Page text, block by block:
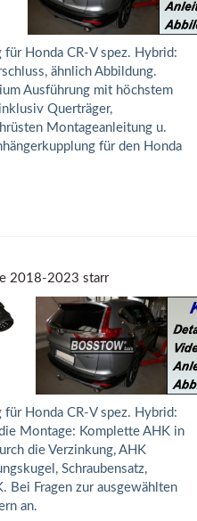
Honda CR-V spez. Hybrid:
ähnlich Abbildung.
Ausführung mit höchstem
Querträger,
Montageanleitung u.
für den Honda
2018-2023 starr
Honda CR-V spez. Hybrid:
Montage: Komplette AHK in
die Verzinkung, AHK
Schraubensatz,
Bei Fragen zur ausgewählten
an.